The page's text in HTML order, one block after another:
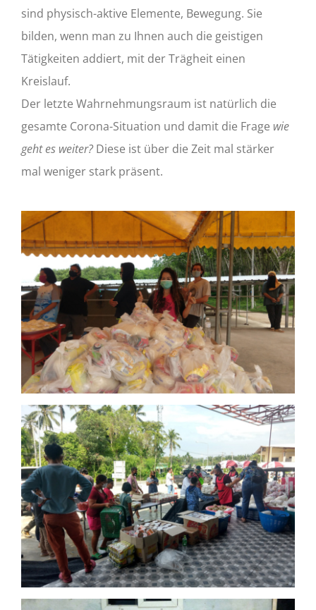
sind physisch-aktive Elemente, Bewegung. Sie
bilden, wenn man zu Ihnen auch die geistigen
Tätigkeiten addiert, mit der Trägheit einen
Kreislauf.
Der letzte Wahrnehmungsraum ist natürlich die
gesamte Corona-Situation und damit die Frage wie
geht es weiter?Diese ist über die Zeit mal stärker
mal weniger stark präsent.